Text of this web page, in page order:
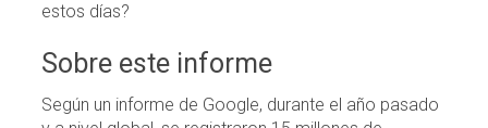
estos días?
Sobre este informe
Según un informe de Google, durante el año pasado